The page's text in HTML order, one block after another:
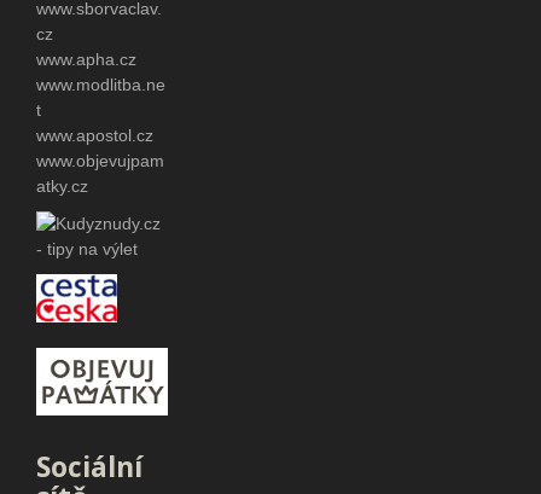
www.sborvaclav.
cz
www.apha.cz
www.modlitba.ne
t
www.apostol.cz
www.objevujpam
atky.cz
Sociální